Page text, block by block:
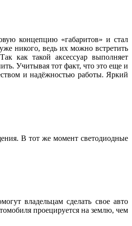
концепцию «габаритов» и стал
никого, ведь их можно встретить
как такой аксессуар выполняет
Учитывая тот факт, что это еще и
и надёжностью работы. Яркий
В тот же момент светодиодные
владельцам сделать свое авто
проецируется на землю, чем